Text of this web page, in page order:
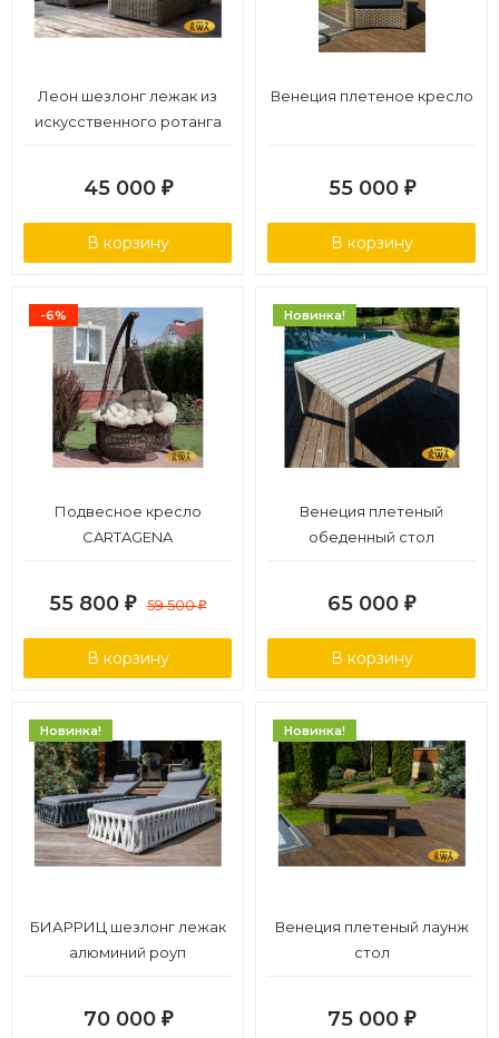
Леон шезлонг лежак из
искусственного ротанга
45 000 ₽
В корзину
Венеция плетеное кресло
55 000 ₽
В корзину
-6%
Подвесное кресло
CARTAGENA
55 800 ₽ 59 500₽
В корзину
Новинка!
Венеция плетеный
обеденный стол
65 000 ₽
В корзину
Новинка!
БИАРРИЦ шезлонг лежак
алюминий роуп
70 000 ₽
Новинка!
Венеция плетеный лаунж
стол
75 000 ₽